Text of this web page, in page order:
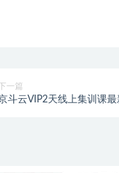
下一篇
斗云VIP2天线上集训课